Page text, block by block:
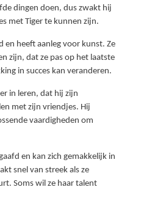
dingen doen, dus zwakt hij
met Tiger te kunnen zijn.
en heeft aanleg voor kunst. Ze
zijn, dat ze pas op het laatste
in succes kan veranderen.
in leren, dat hij zijn
met zijn vriendjes. Hij
vaardigheden om
en kan zich gemakkelijk in
snel van streek als ze
Soms wil ze haar talent